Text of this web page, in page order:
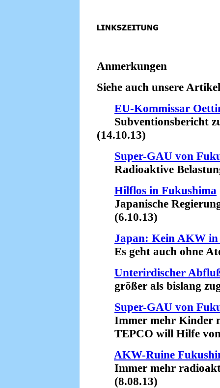
Anmerkungen
Siehe auch unsere
EU-Kommissar
Subventionsbericht
(14.10.13)
Super-GAU von
Radioaktive
Hilflos in Fukushima
Japanische
(6.10.13)
Japan: Kein AKW in
Es geht auch ohne
Unterirdischer
größer als bislang
Super-GAU von
Immer mehr Kinder
TEPCO will Hilfe von
AKW-Ruine
Immer mehr
(8.08.13)